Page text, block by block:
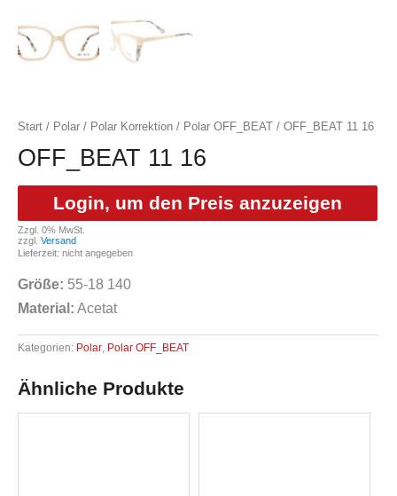
Start / Polar / Polar Korrektion / Polar OFF_BEAT / OFF_BEAT 11 16
OFF_BEAT 11 16
Login, um den Preis anzuzeigen
Zzgl. 0% MwSt.
zzgl. Versand
Lieferzeit: nicht angegeben
Größe: 55-18 140
Material: Acetat
Kategorien: Polar Polar OFF_BEAT
Ähnliche Produkte